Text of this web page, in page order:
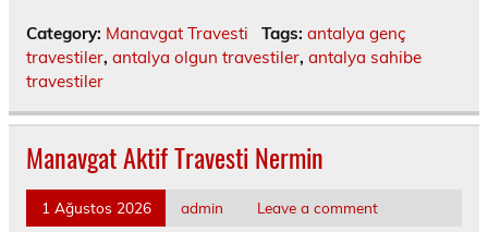
Category: Manavgat Travesti Tags: antalya genç
travestiler, antalya olgun travestiler, antalya sahibe
travestiler
Manavgat Aktif Travesti Nermin
1 Ağustos 2026 admin Leave a comment